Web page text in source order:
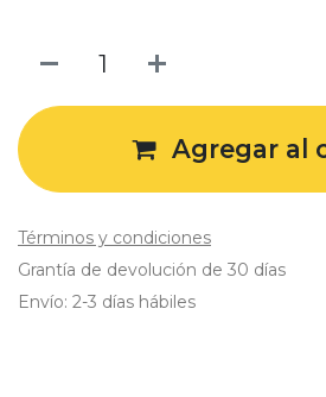
Agregar al
Términos y condiciones
Grantía de devolución de 30 días
Envío: 2-3 días hábiles